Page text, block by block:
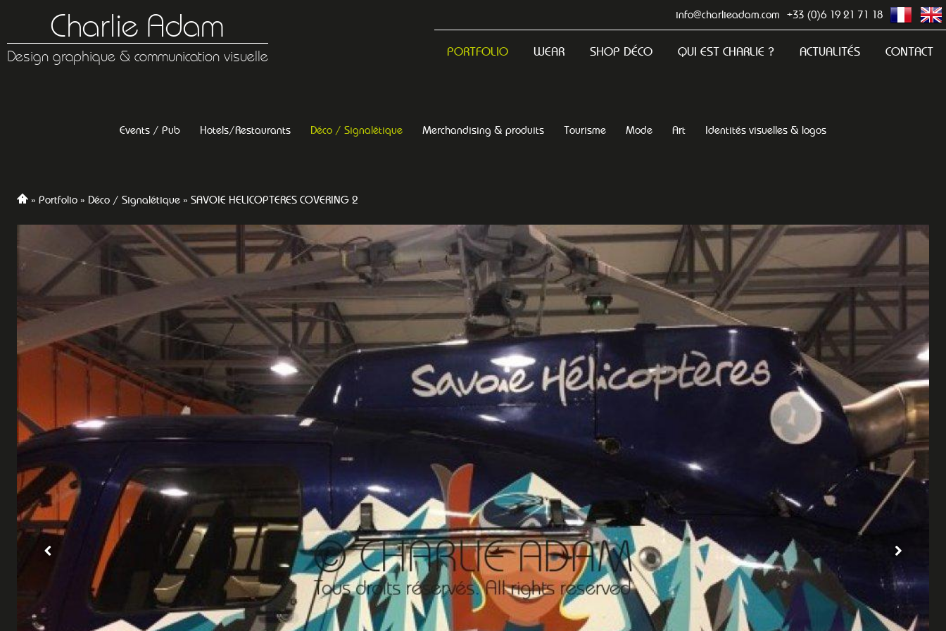
Charlie Adam
Design graphique & communication visuelle
info@charlieadam.com +33 (0)6 19 21 71 18
PORTFOLIO WEAR SHOP DÉCO QUI EST CHARLIE ? ACTUALITÉS CONTACT
Events / Pub Hotels/Restaurants Déco / Signalétique Merchandising & produits Tourisme Mode Art Identités visuelles & logos
Portfolio Déco / Signalétique SAVOIE HELICOPTERES COVERING 2